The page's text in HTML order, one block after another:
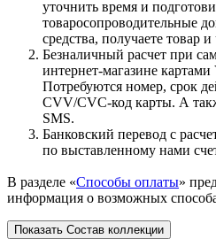
уточнить время и
товаросопроводительные
средства, получаете товар и
Безналичный расчет при
интернет-магазине
Потребуются номер, срок
CVV/CVC-код карты. А
SMS.
Банковский перевод с
по выставленному нами
В разделе «Способы оплаты»
информация о возможных
Показать Состав коллекции